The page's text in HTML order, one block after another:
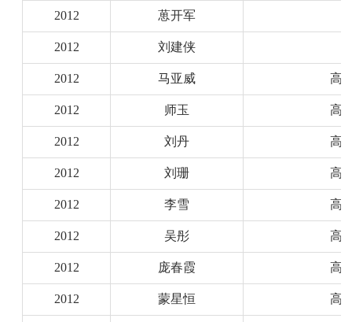
2012 葸开军
2012 刘建侠
2012 马亚威 高
2012 师玉 高
2012 刘丹 高
2012 刘珊 高
2012 李雪 高
2012 吴彤 高
2012 庞春霞 高
2012 蒙星恒 高